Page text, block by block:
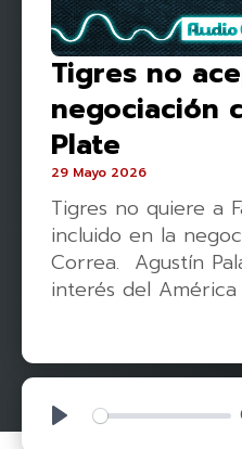
Tigres no
negociación
Plate
29 Mayo 2026
Tigres no quiere a
incluido en la
Correa. Agustín
interés del
Play